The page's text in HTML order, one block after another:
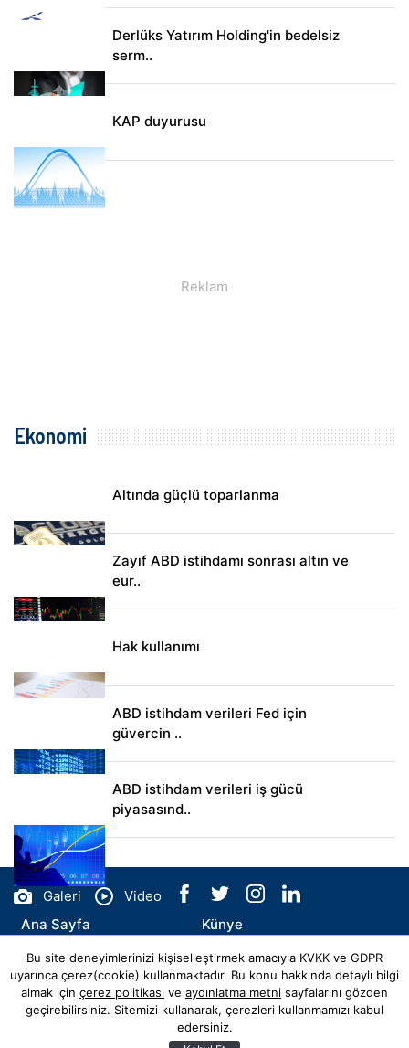
Derlüks Yatırım Holding'in bedelsiz
serm..
KAP duyurusu
Ekonomi
Altında güçlü toparlanma
Zayıf ABD istihdamı sonrası altın ve
eur..
Hak kullanımı
ABD istihdam verileri Fed için
güvercin ..
ABD istihdam verileri iş gücü
piyasasınd..
Galeri
Video
Ana Sayfa
Künye
İletişim
© Copyright 2026 kaptanevar.com Tüm Hakları Saklıdır.
Bu site deneyimlerinizi kişiselleştirmek amacıyla KVKK ve GDPR
uyarınca çerez(cookie) kullanmaktadır. Bu konu hakkında detaylı bilgi
almak için çerez politikası ve aydınlatma metni sayfalarını gözden
geçirebilirsiniz. Sitemizi kullanarak, çerezleri kullanmamızı kabul
edersiniz.